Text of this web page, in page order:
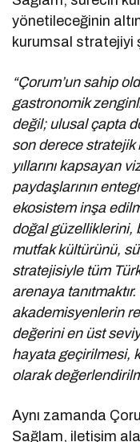
yönetileceğinin
kurumsal stratejiyi
“Çorum’un sahip
gastronomik
değil; ulusal çapta
son derece stratejik
yıllarını kapsayan
paydaşlarının
ekosistem inşa
doğal güzelliklerini,
mutfak kültürünü,
stratejisiyle tüm
arenaya
akademisyenlerin
değerini en üst
hayata geçirilmesi,
olarak
Aynı zamanda
Sağlam, iletişim